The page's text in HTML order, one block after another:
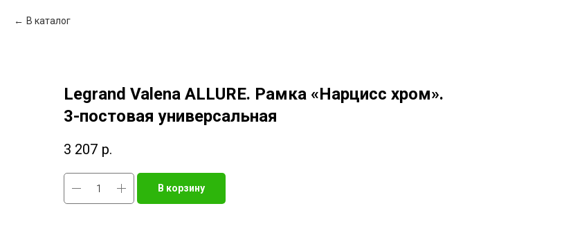
В каталог
Legrand Valena ALLURE. Рамка «Нарцисс хром».
3-постовая универсальная
3 207 р.
В корзину